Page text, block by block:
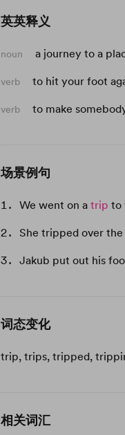
英英释义
noun a journey to a
verb to hit your foot
verb to make
场景例句
We went on atrip to
She tripped over
Jakub put out his
词态变化
trip, trips, tripped,
相关词汇